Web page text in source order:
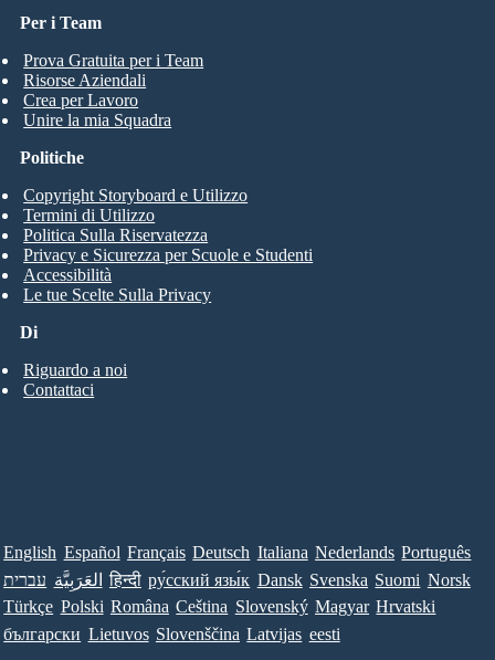
Per i Team
Prova Gratuita per i Team
Risorse Aziendali
Crea per Lavoro
Unire la mia Squadra
Di
Riguardo a noi
Contattaci
Politiche
Copyright Storyboard e Utilizzo
Termini di Utilizzo
Politica Sulla Riservatezza
Privacy e Sicurezza per Scuole e Studenti
Accessibilità
Le tue Scelte Sulla Privacy
English Español Français Deutsch Italiana Nederlands Português
עברית العَرَبِيَّة हिन्दी ру́сский язы́к Dansk Svenska Suomi Norsk
Türkçe Polski Româna Ceština Slovenský Magyar Hrvatski
български Lietuvos Slovenščina Latvijas eesti